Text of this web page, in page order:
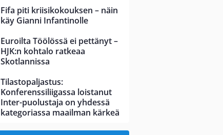
Fifa piti kriisikokouksen – näin
käy Gianni Infantinolle
Euroilta Töölössä ei pettänyt –
HJK:n kohtalo ratkeaa
Skotlannissa
Tilastopaljastus:
Konferenssiliigassa loistanut
Inter-puolustaja on yhdessä
kategoriassa maailman kärkeä